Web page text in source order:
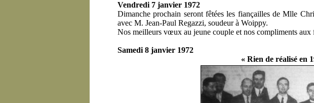
Vendredi 7 janvier 1972
Dimanche prochain seront fêtées les fiançailles de Mlle
avec M. Jean-Paul Regazzi, soudeur à Woippy.
Nos meilleurs vœux au jeune couple et nos compliments aux
Samedi 8 janvier 1972
« Rien de réalisé en